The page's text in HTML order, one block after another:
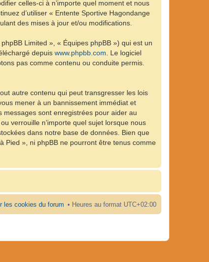
celles-ci à n’importe quel moment et nous
d’utiliser « Entente Sportive Hagondange
des mises à jour et/ou modifications.
Limited », « Équipes phpBB ») qui est un
depuis www.phpbb.com. Le logiciel
pas comme contenu ou conduite permis.
autre contenu qui peut transgresser les lois
mener à un bannissement immédiat et
messages sont enregistrées pour aider au
verrouille n’importe quel sujet lorsque nous
dans notre base de données. Bien que
Pied », ni phpBB ne pourront être tenus comme
Heures au format UTC+02:00
les cookies du forum